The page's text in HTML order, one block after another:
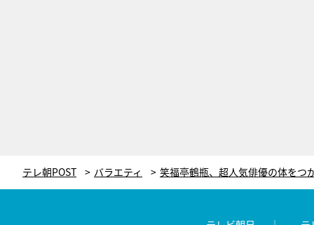
テレ朝POST バラエティ